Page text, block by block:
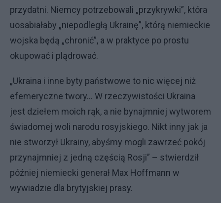
przydatni. Niemcy potrzebowali „przykrywki”, która
uosabiałaby „niepodległą Ukrainę”, którą niemieckie
wojska będą „chronić”, a w praktyce po prostu
okupować i plądrować.
„Ukraina i inne byty państwowe to nic więcej niż
efemeryczne twory… W rzeczywistości Ukraina
jest dziełem moich rąk, a nie bynajmniej wytworem
świadomej woli narodu rosyjskiego. Nikt inny jak ja
nie stworzył Ukrainy, abyśmy mogli zawrzeć pokój
przynajmniej z jedną częścią Rosji” – stwierdził
później niemiecki generał Max Hoffmann w
wywiadzie dla brytyjskiej prasy.